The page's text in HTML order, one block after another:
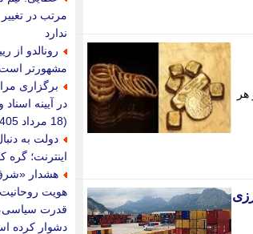
هر
ارزی
مرتب در
ندارد
رونالدو از
مشهورتر
برگزاری
در آیینه
(18 مرداد 1405) + فیلم
دولت به
اینترنت؛
هشدار
هویت
قدرت سیاسی،
دشوار کرده